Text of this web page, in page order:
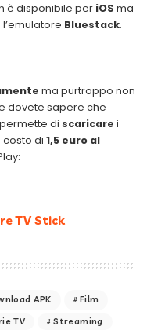
è disponibile per iOS ma
l’emulatore Bluestack.
ma purtroppo non
dovete sapere che
di scaricare i
costo di 1,5 euro al
TV Stick
APK
Film
TV Streaming